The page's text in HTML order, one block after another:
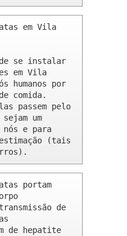
em Vila
de se instalar
em Vila
humanos por
comida.
passem pelo
um
nós e para
(tais
portam
de
de hepatite